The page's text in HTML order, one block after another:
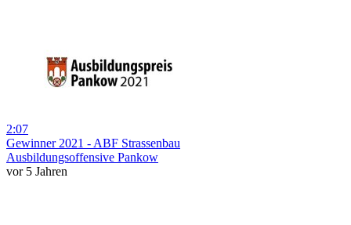
2:07
Gewinner 2021 - ABF Strassenbau
Ausbildungsoffensive Pankow
vor 5 Jahren